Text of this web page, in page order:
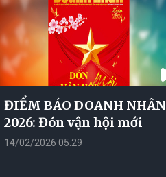
ĐIỂM BÁO DOANH NHÂN
2026: Đón vận hội mới
14/02/2026 05:29